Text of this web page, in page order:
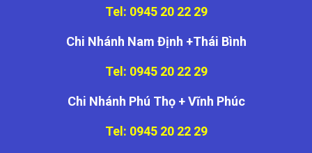
Tel: 0945 20 22 29
Chi Nhánh Nam Định +Thái Bình
Tel: 0945 20 22 29
Chi Nhánh Phú Thọ + Vĩnh Phúc
Tel: 0945 20 22 29